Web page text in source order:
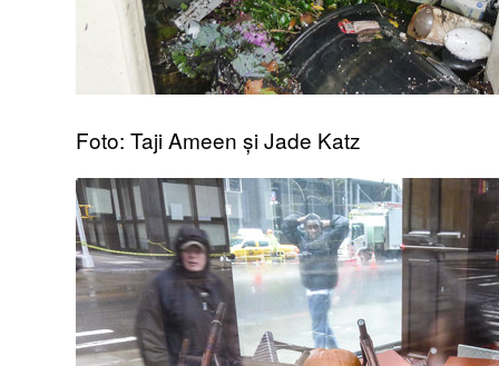
Foto: Taji Ameen și Jade Katz